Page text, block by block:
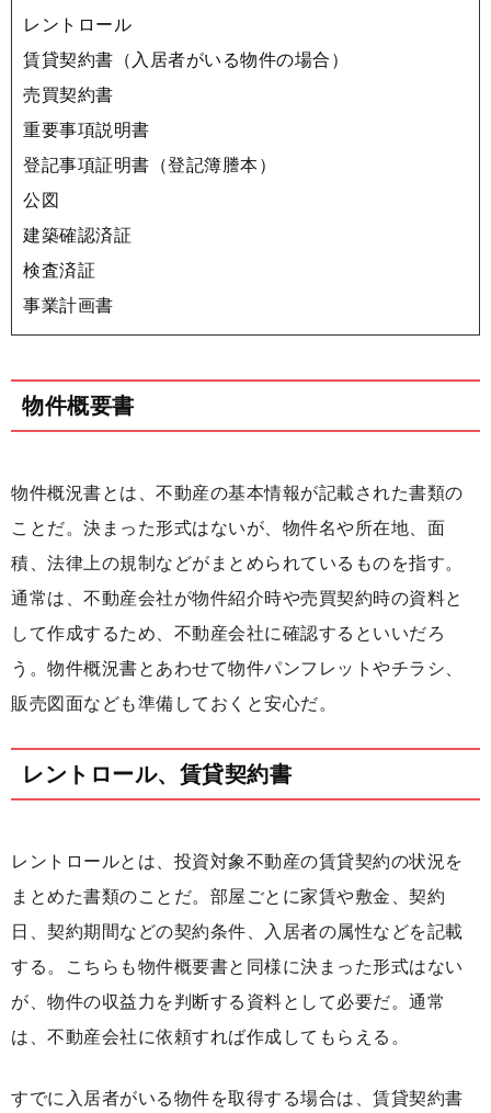
レントロール
賃貸契約書（入居者がいる物件の場合）
売買契約書
重要事項説明書
登記事項証明書（登記簿謄本）
公図
建築確認済証
検査済証
事業計画書
物件概要書
物件概況書とは、不動産の基本情報が記載された書類の
ことだ。決まった形式はないが、物件名や所在地、面
積、法律上の規制などがまとめられているものを指す。
通常は、不動産会社が物件紹介時や売買契約時の資料と
して作成するため、不動産会社に確認するといいだろ
う。物件概況書とあわせて物件パンフレットやチラシ、
販売図面なども準備しておくと安心だ。
レントロール、賃貸契約書
レントロールとは、投資対象不動産の賃貸契約の状況を
まとめた書類のことだ。部屋ごとに家賃や敷金、契約
日、契約期間などの契約条件、入居者の属性などを記載
する。こちらも物件概要書と同様に決まった形式はない
が、物件の収益力を判断する資料として必要だ。通常
は、不動産会社に依頼すれば作成してもらえる。
すでに入居者がいる物件を取得する場合は、賃貸契約書